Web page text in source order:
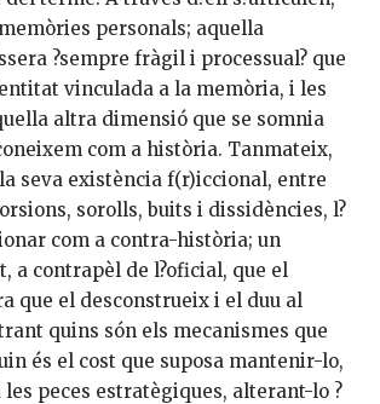
personals; aquella
?sempre fràgil i processual? que
vinculada a la memòria, i les
altra dimensió que se somnia
com a història. Tanmateix,
seva existència f(r)iccional, entre
sorolls, buits i dissidències, l?
com a contra-història; un
a contrapèl de l?oficial, que el
que el desconstrueix i el duu al
quins són els mecanismes que
és el cost que suposa mantenir-lo,
peces estratègiques, alterant-lo ?